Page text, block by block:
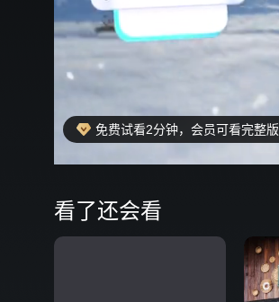
免费试看2分钟，会员可看完整版
看了还会看